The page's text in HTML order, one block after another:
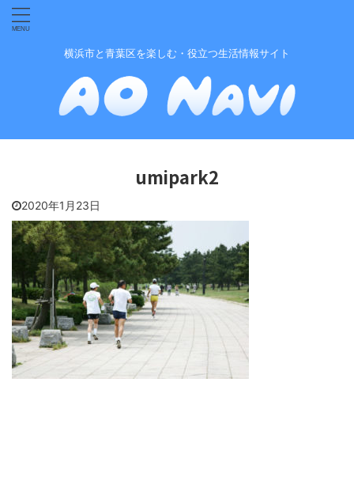
横浜市と青葉区を楽しむ・役立つ生活情報サイト
umipark2
2020年1月23日